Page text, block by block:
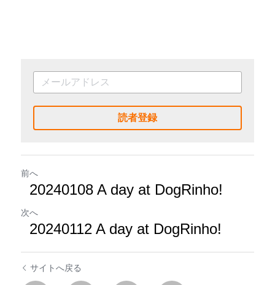
読者登録
前へ
20240108 A day at DogRinho!
次へ
20240112 A day at DogRinho!
サイトへ戻る